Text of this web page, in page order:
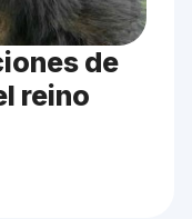
de
reino